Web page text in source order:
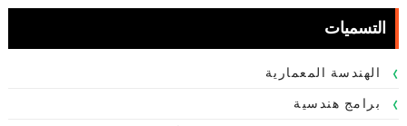
التسميات
الهندسة المعمارية
برامج هندسية